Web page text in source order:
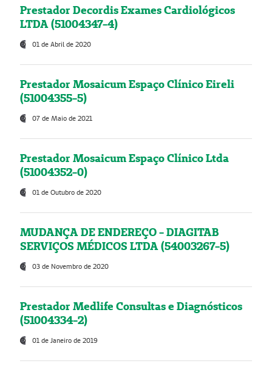
Prestador Decordis Exames Cardiológicos
LTDA (51004347-4)
01 de Abril de 2020
Prestador Mosaicum Espaço Clínico Eireli
(51004355-5)
07 de Maio de 2021
Prestador Mosaicum Espaço Clínico Ltda
(51004352-0)
01 de Outubro de 2020
MUDANÇA DE ENDEREÇO - DIAGITAB
SERVIÇOS MÉDICOS LTDA (54003267-5)
03 de Novembro de 2020
Prestador Medlife Consultas e Diagnósticos
(51004334-2)
01 de Janeiro de 2019